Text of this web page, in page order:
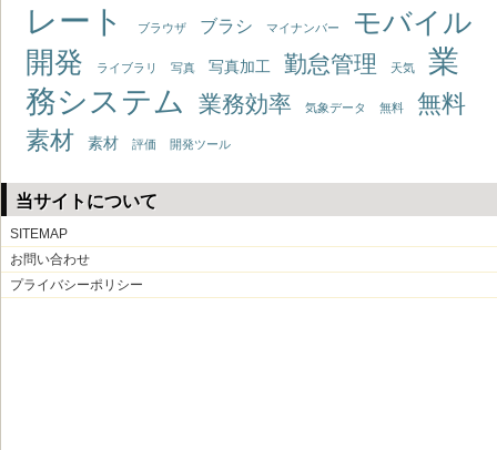
レート
ブラウザ ブラシ マイナンバー
モバイル
開発
ライブラリ 写真 写真加工 勤怠管理 天気
業
務システム
業務効率 気象データ 無料
無料
素材
素材 評価 開発ツール
当サイトについて
SITEMAP
お問い合わせ
プライバシーポリシー